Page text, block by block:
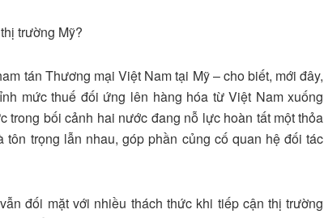
trường Mỹ?
tán Thương mại Việt Nam tại Mỹ – cho biết, mới đây,
mức thuế đối ứng lên hàng hóa từ Việt Nam xuống
bối cảnh hai nước đang nỗ lực hoàn tất một thỏa
trọng lẫn nhau, góp phần củng cố quan hệ đối tác
đối mặt với nhiều thách thức khi tiếp cận thị trường